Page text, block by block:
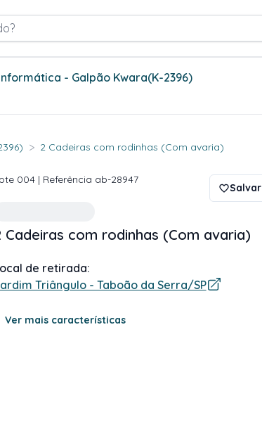
- Galpão Kwara(K-2396)
> 2 Cadeiras com rodinhas (Com avaria)
004| Referência ab-28947
Salvar
Cadeiras com rodinhas (Com avaria)
de retirada:
Triângulo - Taboão da Serra/SP
Ver mais características